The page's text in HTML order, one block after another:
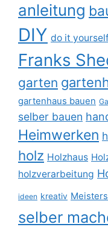
anleitung
DIY do it
Franks
garten
gartenhaus bauen
selber bauen
Heimwerken
holz Holzhaus
holzverarbeitung
ideen kreativ
selber